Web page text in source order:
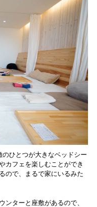
のひとつが大きなベッドシー
カフェを楽しむことができ
ので、まるで家にいるみた
ンターと座敷があるので、